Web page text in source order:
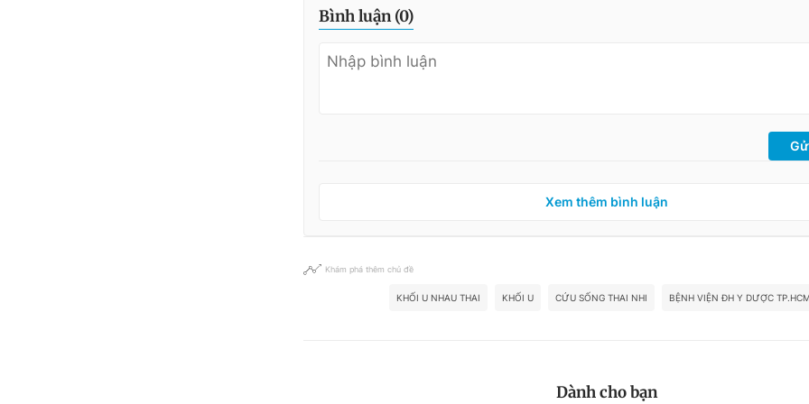
Bình luận (0)
Xem thêm bình luận
Khám phá thêm chủ đề
KHỐI U NHAU THAI KHỐI U CỨU SỐNG THAI NHI BỆNH VIỆN ĐH Y DƯỢC TP.HCM